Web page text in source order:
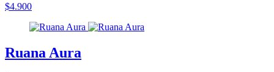
$4.900
Ruana Aura